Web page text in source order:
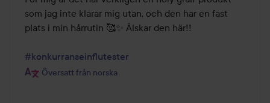
som jag inte klarar mig utan, och den har en fast
plats i min hårrutin 🥰✨ Älskar den här!!
#konkurranseinflutester
Översatt från norska